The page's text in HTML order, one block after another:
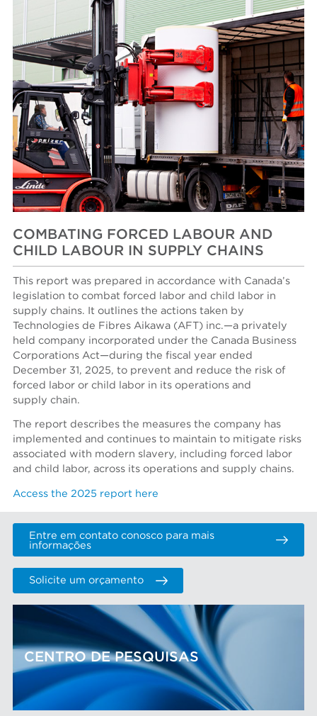
COMBATING FORCED LABOUR AND
CHILD LABOUR IN SUPPLY CHAINS
This report was prepared in accordance with Canada’s
legislation to combat forced labor and child labor in
supply chains. It outlines the actions taken by
Technologies de Fibres Aikawa (AFT) inc.—a privately
held company incorporated under the Canada Business
Corporations Act—during the fiscal year ended
December 31, 2025, to prevent and reduce the risk of
forced labor or child labor in its operations and
supply chain.
The report describes the measures the company has
implemented and continues to maintain to mitigate risks
associated with modern slavery, including forced labor
and child labor, across its operations and supply chains.
Access the 2025 report here
Entre em contato conosco para mais
informações
Solicite um orçamento
CENTRO DE PESQUISAS